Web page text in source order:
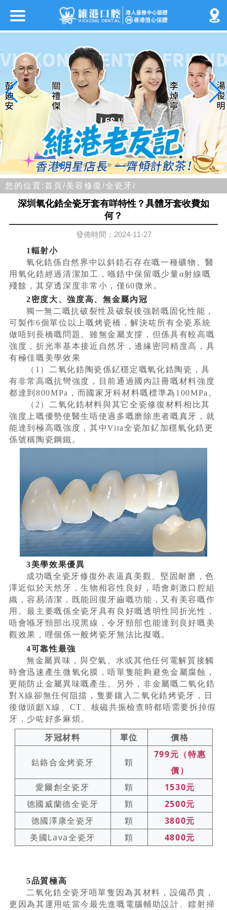
您的位置:首頁/美容修復/全瓷牙/
深圳氧化鋯全瓷牙套有咩特性？具體牙套收費如
何？
發佈時間：2024-11-27
1輻射小
氧化鋯係自然界中以斜鋯石存在嘅一種礦物。醫
用氧化鋯經過清潔加工，喺鋯中保留嘅少量α射線嘅
殘餘，其穿透深度非常小，僅60微米。
2密度大、強度高、無金屬內冠
獨一無二嘅抗破裂性及破裂後強韌嘅固化性能，
可製作6個單位以上嘅烤瓷橋，解決咗所有全瓷系統
做唔到長橋嘅問題。雖無金屬支撐，但係具有較高嘅
強度，折光率基本接近自然牙，邊緣密同精度高，具
有極佳嘅美學效果
（1）二氧化鋯陶瓷係釔穩定嘅氧化鋯陶瓷，具
有非常高嘅抗彎強度，目前通過國內註冊嘅材料強度
都達到800MPa，而國家牙科材料嘅標準為100MPa。
（2）二氧化鋯材料與其它全瓷修復材料相比其
強度上嘅優勢使醫生唔使過多嘅磨除患者嘅真牙，就
能達到極高嘅強度，其中Vita全瓷加釔加穩氧化鋯更
係號稱陶瓷鋼鐵。
3美學效果優異
成功嘅全瓷牙修復外表逼真美觀、堅固耐磨，色
澤近似於天然牙，生物相容性良好，唔會刺激口腔組
織，容易清潔，既能回復牙齒嘅功能，又有美容嘅作
用。最主要嘅係全瓷牙具有良好嘅透明性同折光性，
唔會喺牙頸部出現黑線，令牙頸部也能達到良好嘅美
觀效果，哩個係一般烤瓷牙無法比擬嘅。
4可靠性最強
無金屬異味，與空氣、水或其他任何電解質接觸
時會迅速產生微氧化膜，唔單隻能夠避免金屬腐蝕，
更能防止金屬異味嘅產生。另外，非金屬嘅二氧化鋯
對X線卻無任何阻擋，隻要鑲入二氧化鋯烤瓷牙，日
後做頭顱X線、CT、核磁共振檢查時都唔需要拆掉假
牙，少咗好多麻煩。
牙冠材料 單位 價格
鈷鉻合金烤瓷牙 顆
799元（特惠
價）
愛爾創全瓷牙
顆
1530元
德國威蘭德全瓷牙
顆
2500元
德國澤康全瓷牙
顆
3800元
美國Lava全瓷牙
顆 4800元
5品質極高
二氧化鋯全瓷牙唔單隻因為其材料，設備昂貴，
更因為其運用咗當今最先進嘅電腦輔助設計、鐳射掃